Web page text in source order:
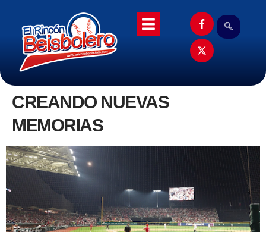
CREANDO NUEVAS
MEMORIAS